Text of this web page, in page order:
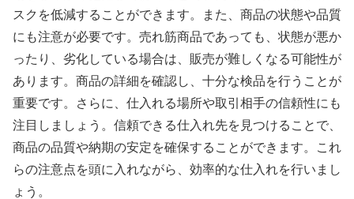
スクを低減することができます。また、商品の状態や品質
にも注意が必要です。売れ筋商品であっても、状態が悪か
ったり、劣化している場合は、販売が難しくなる可能性が
あります。商品の詳細を確認し、十分な検品を行うことが
重要です。さらに、仕入れる場所や取引相手の信頼性にも
注目しましょう。信頼できる仕入れ先を見つけることで、
商品の品質や納期の安定を確保することができます。これ
らの注意点を頭に入れながら、効率的な仕入れを行いまし
ょう。